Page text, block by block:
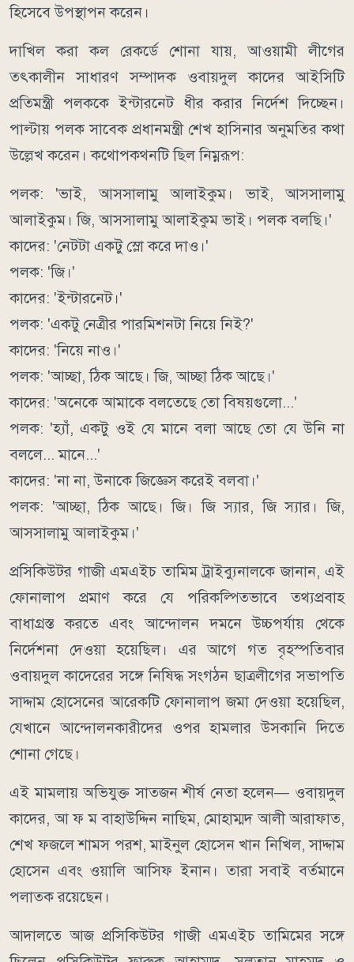
হিসেবে উপস্থাপন করেন।
দাখিল করা কল রেকর্ডে শোনা যায়, আওয়ামী লীগের
তৎকালীন সাধারণ সম্পাদক ওবায়দুল কাদের আইসিটি
প্রতিমন্ত্রী পলককে ইন্টারনেট ধীর করার নির্দেশ দিচ্ছেন।
পাল্টায় পলক সাবেক প্রধানমন্ত্রী শেখ হাসিনার অনুমতির কথা
উল্লেখ করেন। কথোপকথনটি ছিল নিম্নরূপ:
পলক: 'ভাই, আসসালামু আলাইকুম। ভাই, আসসালামু
আলাইকুম। জি, আসসালামু আলাইকুম ভাই। পলক বলছি।'
কাদের: 'নেটটা একটু স্লো করে দাও।'
পলক: 'জি।'
কাদের: 'ইন্টারনেট।'
পলক: 'একটু নেত্রীর পারমিশনটা নিয়ে নিই?'
কাদের: 'নিয়ে নাও।'
পলক: 'আচ্ছা, ঠিক আছে। জি, আচ্ছা ঠিক আছে।'
কাদের: 'অনেকে আমাকে বলতেছে তো বিষয়গুলো...'
পলক: 'হ্যাঁ, একটু ওই যে মানে বলা আছে তো যে উনি না
বললে... মানে...'
কাদের: 'না না, উনাকে জিজ্ঞেস করেই বলবা।'
পলক: 'আচ্ছা, ঠিক আছে। জি। জি স্যার, জি স্যার। জি,
আসসালামু আলাইকুম।'
প্রসিকিউটর গাজী এমএইচ তামিম ট্রাইব্যুনালকে জানান, এই
ফোনালাপ প্রমাণ করে যে পরিকল্পিতভাবে তথ্যপ্রবাহ
বাধাগ্রস্ত করতে এবং আন্দোলন দমনে উচ্চপর্যায় থেকে
নির্দেশনা দেওয়া হয়েছিল। এর আগে গত বৃহস্পতিবার
ওবায়দুল কাদেরের সঙ্গে নিষিদ্ধ সংগঠন ছাত্রলীগের সভাপতি
সাদ্দাম হোসেনের আরেকটি ফোনালাপ জমা দেওয়া হয়েছিল,
যেখানে আন্দোলনকারীদের ওপর হামলার উসকানি দিতে
শোনা গেছে।
এই মামলায় অভিযুক্ত সাতজন শীর্ষ নেতা হলেন— ওবায়দুল
কাদের, আ ফ ম বাহাউদ্দিন নাছিম, মোহাম্মদ আলী আরাফাত,
শেখ ফজলে শামস পরশ, মাইনুল হোসেন খান নিখিল, সাদ্দাম
হোসেন এবং ওয়ালি আসিফ ইনান। তারা সবাই বর্তমানে
পলাতক রয়েছেন।
আদালতে আজ প্রসিকিউটর গাজী এমএইচ তামিমের সঙ্গে